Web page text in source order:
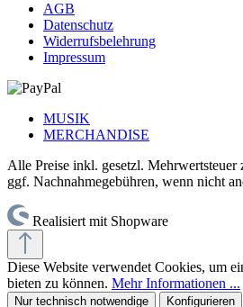
AGB
Datenschutz
Widerrufsbelehrung
Impressum
MUSIK
MERCHANDISE
Alle Preise inkl. gesetzl. Mehrwertsteuer
ggf. Nachnahmegebühren, wenn nicht
Realisiert mit Shopware
Diese Website verwendet Cookies, um
bieten zu können. Mehr Informationen ...
Nur technisch notwendige Konfigurieren